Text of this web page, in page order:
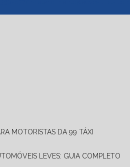
MOTORISTAS DA 99 TÁXI
LEVES: GUIA COMPLETO